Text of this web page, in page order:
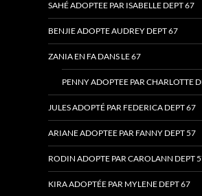
SAHÉ ADOPTEE PAR ISABELLE DEPT 67
BENJIE ADOPTE AUDREY DEPT 67
ZANIA EN FA DANS LE 67
PENNY ADOPTEE PAR CHARLOTTE
JULES ADOPTÉ PAR FEDERICA DEPT 67
ARIANE ADOPTEE PAR FANNY DEPT 57
RODIN ADOPTE PAR CAROLANN DEPT
KIRA ADOPTÉE PAR MYLENE DEPT 67